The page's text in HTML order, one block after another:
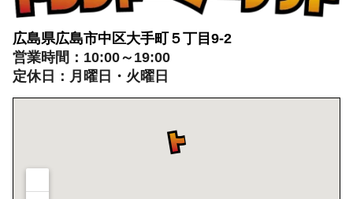
営業時間：10:00～19:00